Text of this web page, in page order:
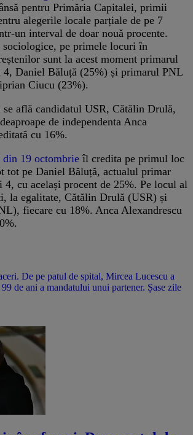
pentru Primăria Capitalei, primii
alegerile locale parțiale de pe 7
un interval de doar nouă procente.
pe primele locuri în
sunt la acest moment primarul
4, Daniel Băluță (25%) și primarul PNL
Ciucu (23%).
află candidatul USR, Cătălin Drulă,
de independenta Anca
cu 16%.
19 octombrie îl credita pe primul loc
tot pe Daniel Băluță, actualul primar
4, cu același procent de 25%. Pe locul al
la egalitate, Cătălin Drulă (USR) și
fiecare cu 18%. Anca Alexandrescu
De pe patul de spital, Mircea Lucescu a
de ani a mandatului unui partener. Șase zile